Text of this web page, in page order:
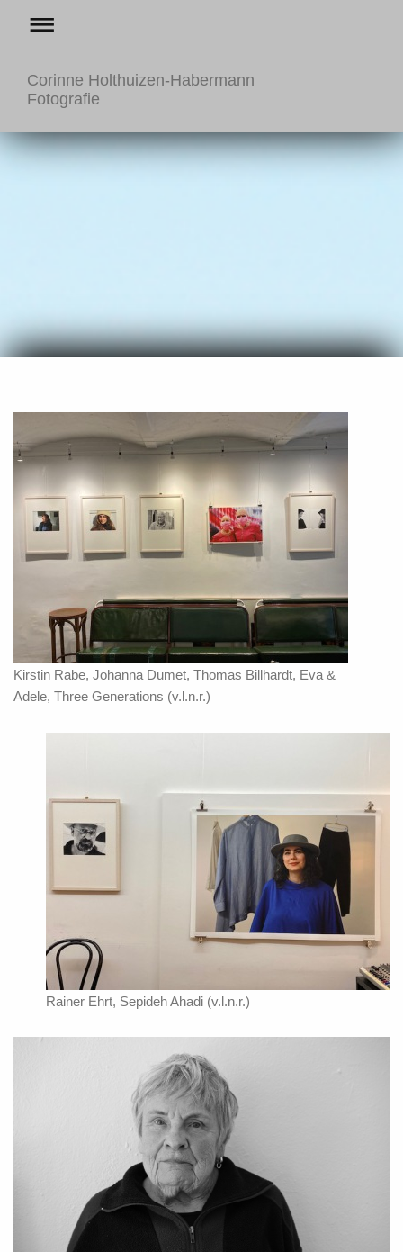
Corinne Holthuizen-Habermann
Fotografie
Kirstin Rabe, Johanna Dumet, Thomas Billhardt, Eva &
Adele, Three Generations (v.l.n.r.)
Rainer Ehrt, Sepideh Ahadi (v.l.n.r.)